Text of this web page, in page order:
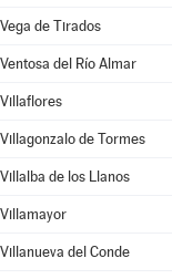
Vega de Tirados
Ventosa del Río Almar
Villaflores
Villagonzalo de Tormes
Villalba de los Llanos
Villamayor
Villanueva del Conde